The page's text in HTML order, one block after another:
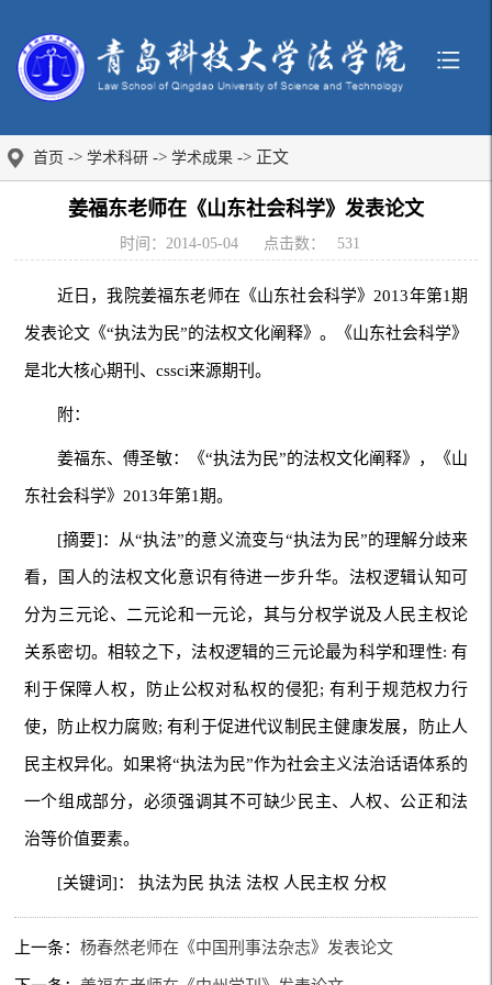
首页 -> 学术科研 -> 学术成果 -> 正文
姜福东老师在《山东社会科学》发表论文
时间：2014-05-04 点击数： 531
近日，我院姜福东老师在《山东社会科学》2013年第1期
发表论文《“执法为民”的法权文化阐释》。《山东社会科学》
是北大核心期刊、cssci来源期刊。
附：
姜福东、傅圣敏：《“执法为民”的法权文化阐释》，《山
东社会科学》2013年第1期。
[摘要]：从“执法”的意义流变与“执法为民”的理解分歧来
看，国人的法权文化意识有待进一步升华。法权逻辑认知可
分为三元论、二元论和一元论，其与分权学说及人民主权论
关系密切。相较之下，法权逻辑的三元论最为科学和理性: 有
利于保障人权，防止公权对私权的侵犯; 有利于规范权力行
使，防止权力腐败; 有利于促进代议制民主健康发展，防止人
民主权异化。如果将“执法为民”作为社会主义法治话语体系的
一个组成部分，必须强调其不可缺少民主、人权、公正和法
治等价值要素。
[关键词]： 执法为民 执法 法权 人民主权 分权
上一条：杨春然老师在《中国刑事法杂志》发表论文